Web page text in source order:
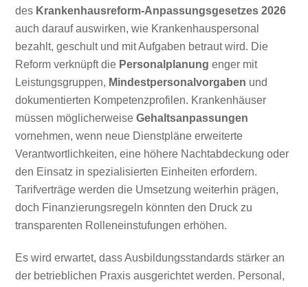
des Krankenhausreform-Anpassungsgesetzes 2026
auch darauf auswirken, wie Krankenhauspersonal
bezahlt, geschult und mit Aufgaben betraut wird. Die
Reform verknüpft die Personalplanung enger mit
Leistungsgruppen, Mindestpersonalvorgaben und
dokumentierten Kompetenzprofilen. Krankenhäuser
müssen möglicherweiseGehaltsanpassungen
vornehmen, wenn neue Dienstpläne erweiterte
Verantwortlichkeiten, eine höhere Nachtabdeckung oder
den Einsatz in spezialisierten Einheiten erfordern.
Tarifverträge werden die Umsetzung weiterhin prägen,
doch Finanzierungsregeln könnten den Druck zu
transparenten Rolleneinstufungen erhöhen.
Es wird erwartet, dass Ausbildungsstandards stärker an
der betrieblichen Praxis ausgerichtet werden. Personal,